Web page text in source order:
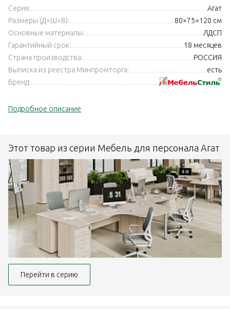
Серия:
Агат
Размеры (Д×Ш×В):
80×75×120 см
Основные материалы:
ЛДСП
Гарантийный срок:
18 месяцев
Страна производства:
РОССИЯ
Выписка из реестра Минпромторга:
есть
Бренд:
Подробное описание
Этот товар из серии Мебель для персонала Агат
Перейти в серию